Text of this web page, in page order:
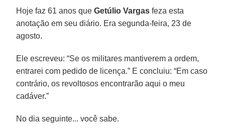
Hoje faz 61 anos queGetúlio Vargas feza esta
anotação em seu diário. Era segunda-feira, 23 de
agosto.
Ele escreveu: “Se os militares mantiverem a ordem,
entrarei com pedido de licença.” E concluiu: “Em caso
contrário, os revoltosos encontrarão aqui o meu
cadáver.”
No dia seguinte... você sabe.